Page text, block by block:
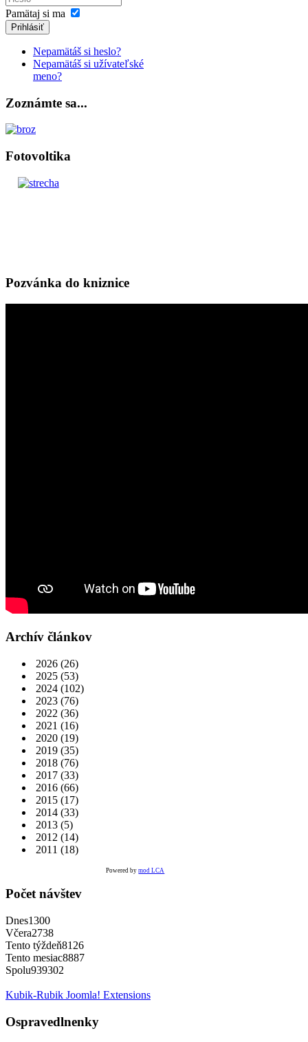
Pamätaj si ma
Prihlásiť
Nepamätáš si heslo?
Nepamätáš si užívateľské
meno?
Zoznámte sa...
Fotovoltika
Pozvánka do kniznice
Archív článkov
2026 (26)
2025 (53)
2024 (102)
2023 (76)
2022 (36)
2021 (16)
2020 (19)
2019 (35)
2018 (76)
2017 (33)
2016 (66)
2015 (17)
2014 (33)
2013 (5)
2012 (14)
2011 (18)
Powered bymod LCA
Počet návštev
Dnes1300
Včera2738
Tento týždeň8126
Tento mesiac8887
Spolu939302
Kubik-Rubik Joomla! Extensions
Ospravedlnenky